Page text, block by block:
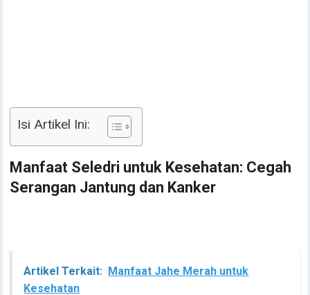
Isi Artikel Ini:
Manfaat Seledri untuk Kesehatan: Cegah
Serangan Jantung dan Kanker
Artikel Terkait: Manfaat Jahe Merah untuk
Kesehatan